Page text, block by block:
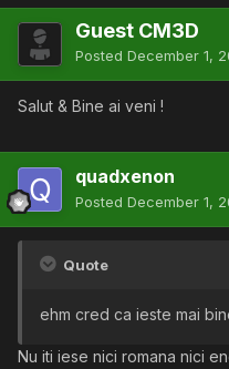
Guest CM3D
Posted December 1,
Salut & Bine ai veni !
quadxenon
Posted December 1,
Quote
ehm cred ca ieste mai
Nu iti iese nici romana nici